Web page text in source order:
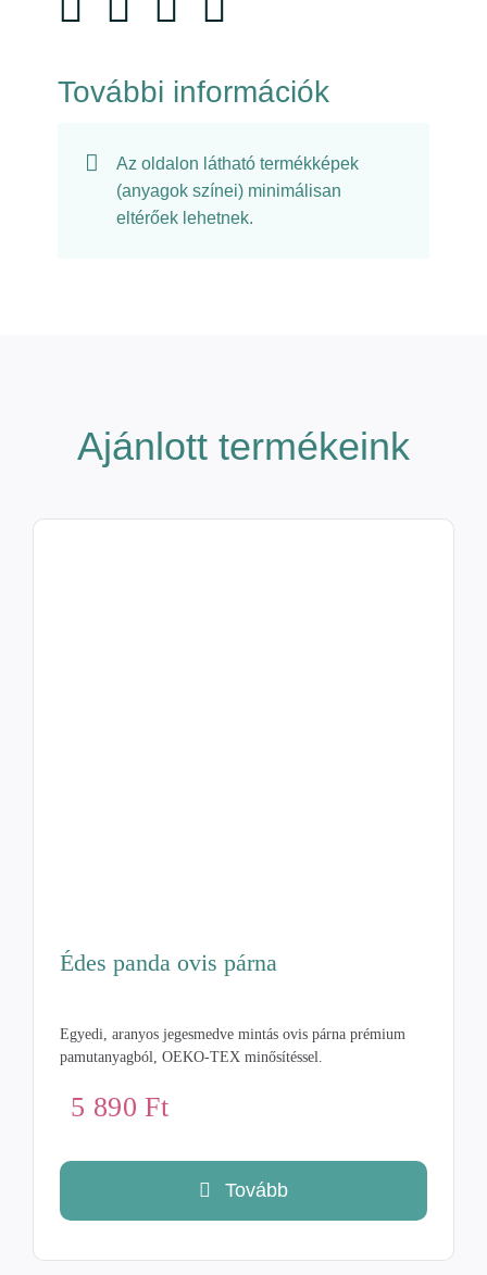
További információk
Az oldalon látható termékképek
(anyagok színei) minimálisan
eltérőek lehetnek.
Ajánlott termékeink
Édes panda ovis párna
Egyedi, aranyos jegesmedve mintás ovis párna prémium
pamutanyagból, OEKO-TEX minősítéssel.
5 890Ft
Tovább